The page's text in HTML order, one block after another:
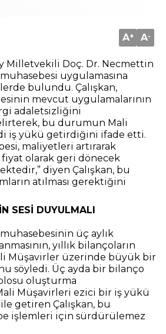
A+ A-
Milletvekili Doç. Dr. Necmettin
uygulamasına
bulundu. Çalışkan,
mevcut uygulamalarının
adaletsizliğini
bu durumun Mali
iş yükü getirdiğini ifade etti.
maliyetleri artırarak
olarak geri dönecek
diyen Çalışkan, bu
atılması gerektiğini
SESİ DUYULMALI
üç aylık
yıllık bilançoların
Müşavirler üzerinde büyük bir
söyledi. Üç ayda bir bilanço
oluşturma
Müşavirleri ezici bir iş yükü
getiren Çalışkan, bu
işlemleri için sürdürülemez